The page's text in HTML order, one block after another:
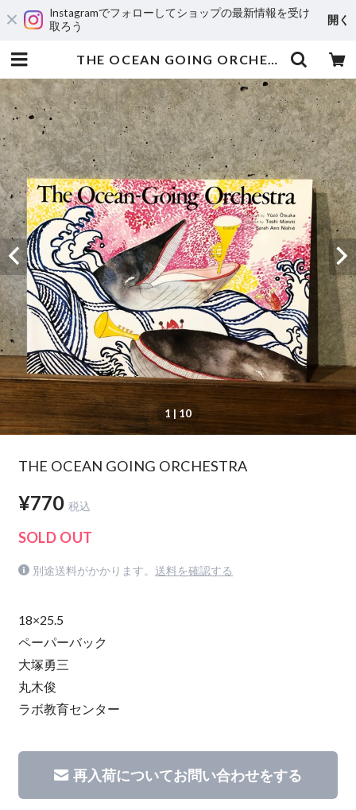
Instagramでフォローしてショップの最新情報を受け
取ろう
開く
THE OCEAN GOING ORCHESTRA | maintent
1 | 10
THE OCEAN GOING ORCHESTRA
¥770 税込
SOLD OUT
別途送料がかかります。 送料を確認する
18×25.5
ペーパーバック
大塚勇三
丸木俊
ラボ教育センター
再入荷についてお問い合わせをする